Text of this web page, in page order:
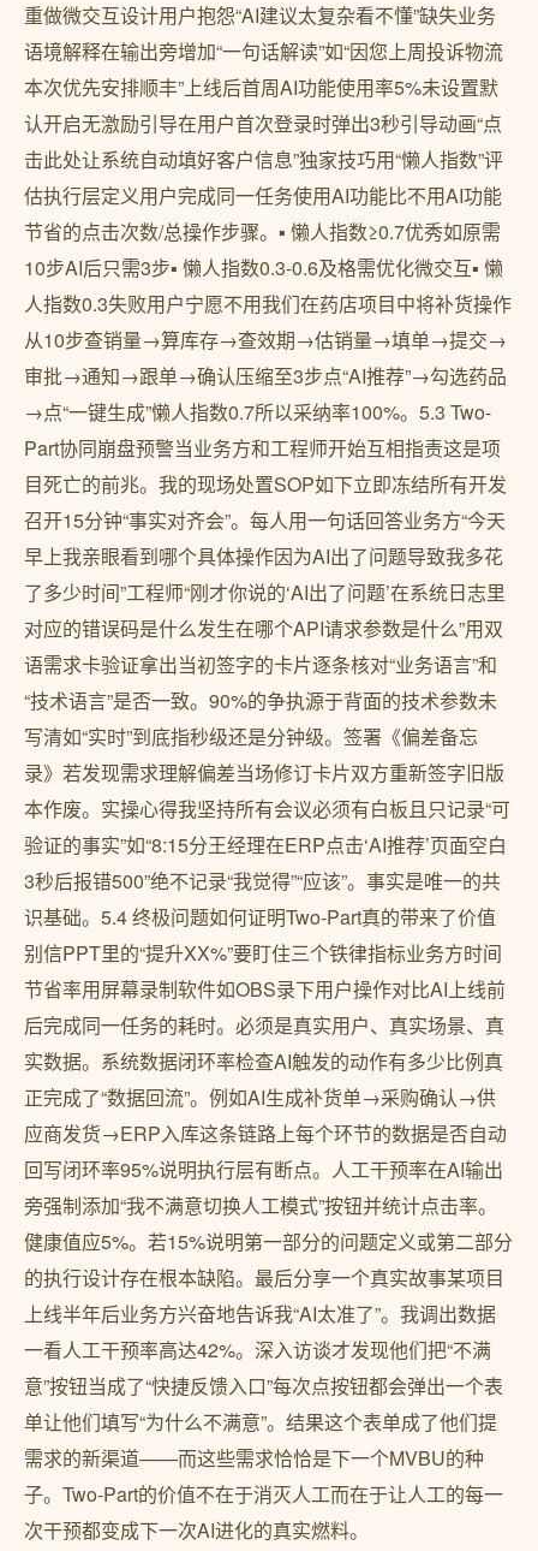
重做微交互设计用户抱怨“AI建议太复杂看不懂”缺失业务
语境解释在输出旁增加“一句话解读”如“因您上周投诉物流
本次优先安排顺丰”上线后首周AI功能使用率5%未设置默
认开启无激励引导在用户首次登录时弹出3秒引导动画“点
击此处让系统自动填好客户信息”独家技巧用“懒人指数”评
估执行层定义用户完成同一任务使用AI功能比不用AI功能
节省的点击次数/总操作步骤。▪ 懒人指数≥0.7优秀如原需
10步AI后只需3步▪ 懒人指数0.3-0.6及格需优化微交互▪ 懒
人指数0.3失败用户宁愿不用我们在药店项目中将补货操作
从10步查销量→算库存→查效期→估销量→填单→提交→
审批→通知→跟单→确认压缩至3步点“AI推荐”→勾选药品
→点“一键生成”懒人指数0.7所以采纳率100%。5.3 Two-
Part协同崩盘预警当业务方和工程师开始互相指责这是项
目死亡的前兆。我的现场处置SOP如下立即冻结所有开发
召开15分钟“事实对齐会”。每人用一句话回答业务方“今天
早上我亲眼看到哪个具体操作因为AI出了问题导致我多花
了多少时间”工程师“刚才你说的‘AI出了问题’在系统日志里
对应的错误码是什么发生在哪个API请求参数是什么”用双
语需求卡验证拿出当初签字的卡片逐条核对“业务语言”和
“技术语言”是否一致。90%的争执源于背面的技术参数未
写清如“实时”到底指秒级还是分钟级。签署《偏差备忘
录》若发现需求理解偏差当场修订卡片双方重新签字旧版
本作废。实操心得我坚持所有会议必须有白板且只记录“可
验证的事实”如“8:15分王经理在ERP点击‘AI推荐’页面空白
3秒后报错500”绝不记录“我觉得”“应该”。事实是唯一的共
识基础。5.4 终极问题如何证明Two-Part真的带来了价值
别信PPT里的“提升XX%”要盯住三个铁律指标业务方时间
节省率用屏幕录制软件如OBS录下用户操作对比AI上线前
后完成同一任务的耗时。必须是真实用户、真实场景、真
实数据。系统数据闭环率检查AI触发的动作有多少比例真
正完成了“数据回流”。例如AI生成补货单→采购确认→供
应商发货→ERP入库这条链路上每个环节的数据是否自动
回写闭环率95%说明执行层有断点。人工干预率在AI输出
旁强制添加“我不满意切换人工模式”按钮并统计点击率。
健康值应5%。若15%说明第一部分的问题定义或第二部分
的执行设计存在根本缺陷。最后分享一个真实故事某项目
上线半年后业务方兴奋地告诉我“AI太准了”。我调出数据
一看人工干预率高达42%。深入访谈才发现他们把“不满
意”按钮当成了“快捷反馈入口”每次点按钮都会弹出一个表
单让他们填写“为什么不满意”。结果这个表单成了他们提
需求的新渠道——而这些需求恰恰是下一个MVBU的种
子。Two-Part的价值不在于消灭人工而在于让人工的每一
次干预都变成下一次AI进化的真实燃料。